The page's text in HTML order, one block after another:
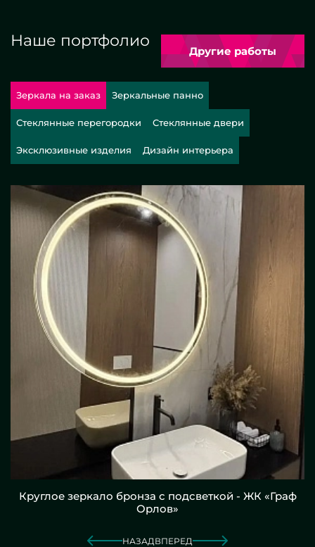
Наше портфолио
Другие работы
Зеркала на заказ Зеркальные панно
Стеклянные перегородки Стеклянные двери
Эксклюзивные изделия Дизайн интерьера
Круглое зеркало бронза с подсветкой - ЖК «Граф
Орлов»
НАЗАД ВПЕРЕД